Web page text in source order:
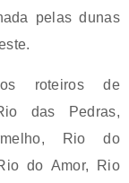
pelas dunas
roteiros de
das Pedras,
Rio do
do Amor, Rio